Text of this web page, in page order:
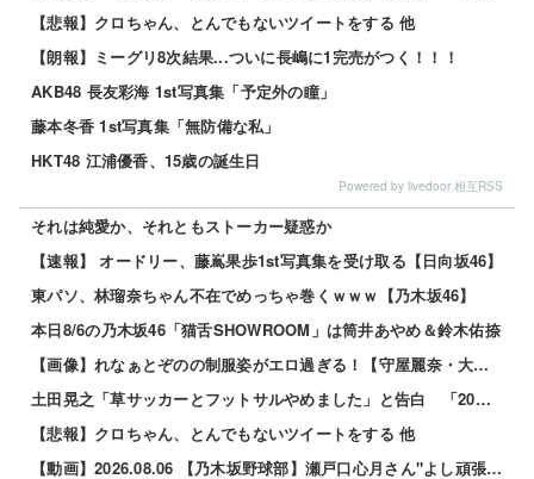
【悲報】クロちゃん、とんでもないツイートをする 他
【朗報】ミーグリ8次結果...ついに長嶋に1完売がつく！！！
AKB48 長友彩海 1st写真集「予定外の瞳」
藤本冬香 1st写真集「無防備な私」
HKT48 江浦優香、15歳の誕生日
Powered by livedoor 相互RSS
それは純愛か、それともストーカー疑惑か
【速報】 オードリー、藤嶌果歩1st写真集を受け取る【日向坂46】
東パソ、林瑠奈ちゃん不在でめっちゃ巻くｗｗｗ【乃木坂46】
本日8/6の乃木坂46「猫舌SHOWROOM」は筒井あやめ＆鈴木佑捺
【画像】れなぁとぞのの制服姿がエロ過ぎる！【守屋麗奈・大園玲】【櫻坂46】 他
土田晃之「草サッカーとフットサルやめました」と告白 「20代の若手が来るんです。つまんなくて」 他
【悲報】クロちゃん、とんでもないツイートをする 他
【動画】2026.08.06 【乃木坂野球部】瀬戸口心月さん"よし頑張るぞの気持ち"の始球式【コラ...